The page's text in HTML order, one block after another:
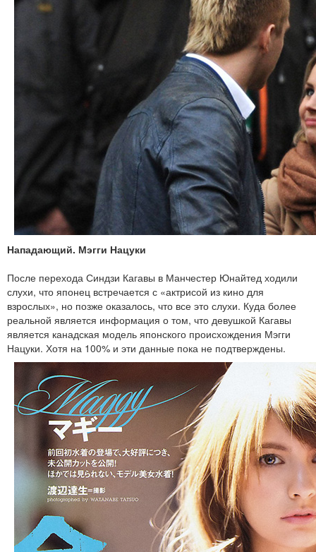
Нападающий. Мэгги Нацуки
После перехода Синдзи Кагавы в Манчестер Юнайтед ходили
слухи, что японец встречается с «актрисой из кино для
взрослых», но позже оказалось, что все это слухи. Куда более
реальной является информация о том, что девушкой Кагавы
является канадская модель японского происхождения Мэгги
Нацуки. Хотя на 100% и эти данные пока не подтверждены.